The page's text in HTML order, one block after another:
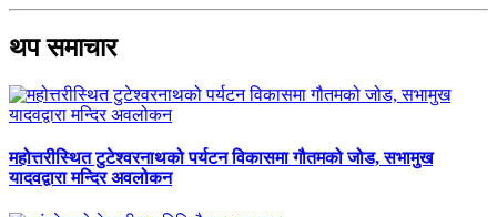
थप समाचार
महोत्तरीस्थित टुटेश्वरनाथको पर्यटन विकासमा गौतमको जोड, सभामुख
यादवद्वारा मन्दिर अवलोकन